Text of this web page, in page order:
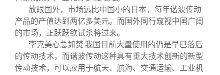
放眼国外，市场远比中国小的日本，每年谐波传动
产品的产值达到两亿多美元。而国外同行窥视中国广阔
的市场，正跃跃欲试杀将过来。
李克美心急如焚:我国目前大量使用的仍是早已落后
的传动技术，而谐波传动这种具有重大技术创新的新型
传动技术，可以应用于航天、航海、交通运输、工业机